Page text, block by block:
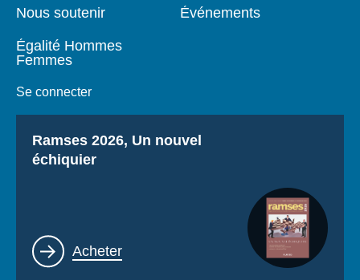
Nous soutenir
Égalité Hommes
Femmes
Se connecter
Événements
Titre
Ramses 2026, Un nouvel
échiquier
Lien
Acheter